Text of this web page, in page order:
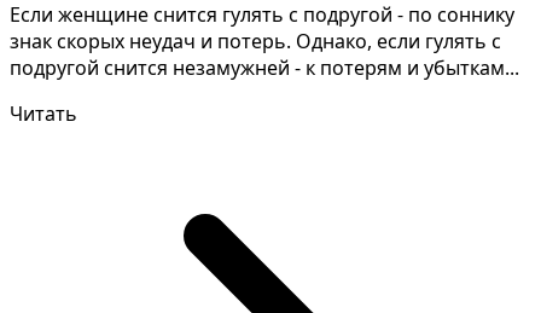
Если женщине снится гулять с подругой - по соннику
знак скорых неудач и потерь. Однако, если гулять с
подругой снится незамужней - к потерям и убыткам...
Читать